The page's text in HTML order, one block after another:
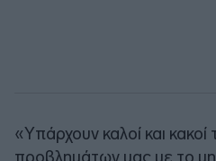
«Υπάρχουν καλοί και
προβλημάτων μας με το μη